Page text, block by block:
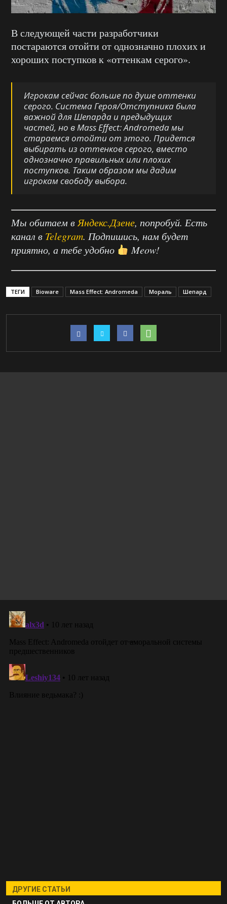
В следующей части разработчики
постараются отойти от однозначно плохих и
хороших поступков к «оттенкам серого».
Игрокам сейчас больше по душе оттенки
серого. Система Героя/Отступника была
важной для Шепарда и предыдущих
частей, но вMass Effect: Andromedaмы
стараемся отойти от этого. Придется
выбирать из оттенков серого, вместо
однозначно правильных или плохих
поступков. Таким образом мы дадим
игрокам свободу выбора.
Мы обитаем вЯндекс.Дзене, попробуй. Есть
канал в Telegram. Подпишись, нам будет
приятно, а тебе удобно
Meow!
ТЕГИ Bioware Mass Effect: Andromeda Мораль Шепард
ДРУГИЕ СТАТЬИ